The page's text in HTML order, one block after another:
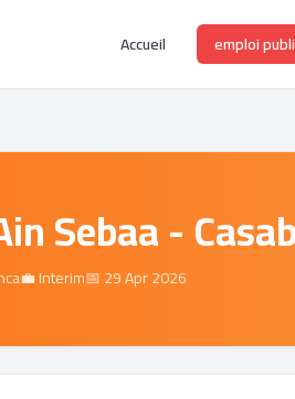
Accueil emploi
Sebaa -
💼 Interim📅 29 Apr 2026